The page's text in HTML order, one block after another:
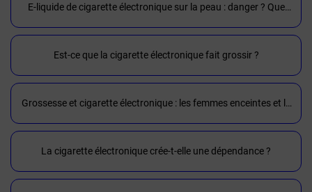
E-liquide de cigarette électronique sur la peau : danger ? Que
faire
Est-ce que la cigarette électronique fait grossir ?
Grossesse et cigarette électronique : les femmes enceintes et la
vape
La cigarette électronique crée-t-elle une dépendance ?